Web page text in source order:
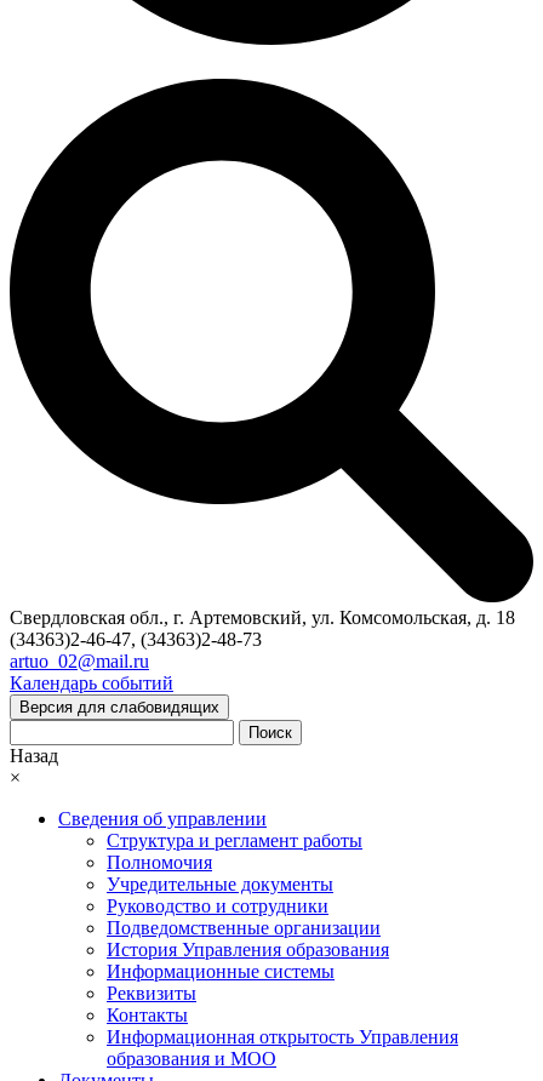
Свердловская обл., г. Артемовский, ул. Комсомольская, д. 18
(34363)2-46-47, (34363)2-48-73
artuo_02@mail.ru
Календарь событий
Версия для слабовидящих
Поиск
Назад
×
Сведения об управлении
Структура и регламент работы
Полномочия
Учредительные документы
Руководство и сотрудники
Подведомственные организации
История Управления образования
Информационные системы
Реквизиты
Контакты
Информационная открытость Управления
образования и МОО